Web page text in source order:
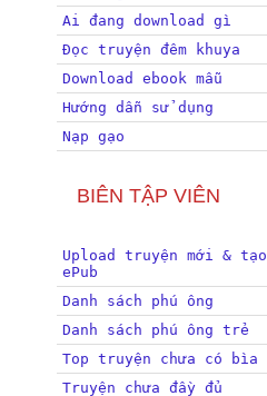
Ai đang download gì
Đọc truyện đêm khuya
Download ebook mẫu
Hướng dẫn sử dụng
Nạp gạo
BIÊN TẬP VIÊN
Upload truyện mới & tạo
ePub
Danh sách phú ông
Danh sách phú ông trẻ
Top truyện chưa có bìa
Truyện chưa đầy đủ